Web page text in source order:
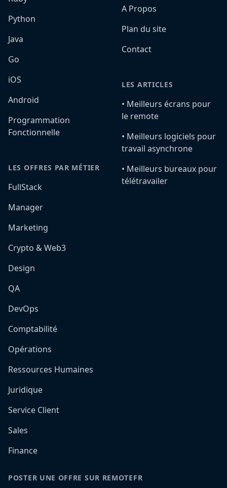
Python
Java
Go
iOS
Android
Programmation
Fonctionnelle
LES OFFRES PAR MÉTIER
FullStack
Manager
Marketing
Crypto & Web3
Design
QA
DevOps
Comptabilité
Opérations
Ressources Humaines
Juridique
Service Client
Sales
Finance
A Propos
Plan du site
Contact
LES ARTICLES
•️ Meilleurs écrans pour
le remote
•️ Meilleurs logiciels pour
travail asynchrone
•️ Meilleurs bureaux pour
télétravailer
POSTER UNE OFFRE SUR REMOTEFR